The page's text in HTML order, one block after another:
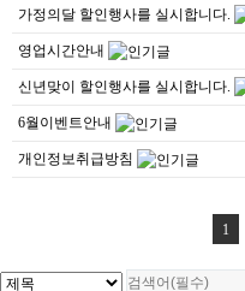
가정의달 할인행사를 실시합니다.
영업시간안내
신년맞이 할인행사를 실시합니다.
6월이벤트안내
개인정보취급방침
1